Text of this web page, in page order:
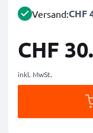
Versand:CHF
CHF
inkl. MwSt.